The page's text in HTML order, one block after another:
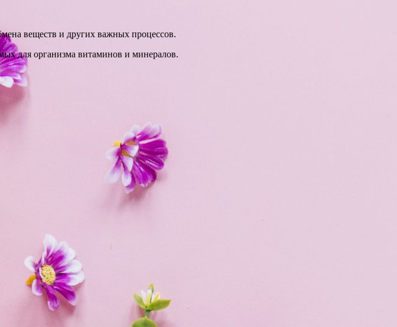
веществ и других важных процессов.
для организма витаминов и минералов.